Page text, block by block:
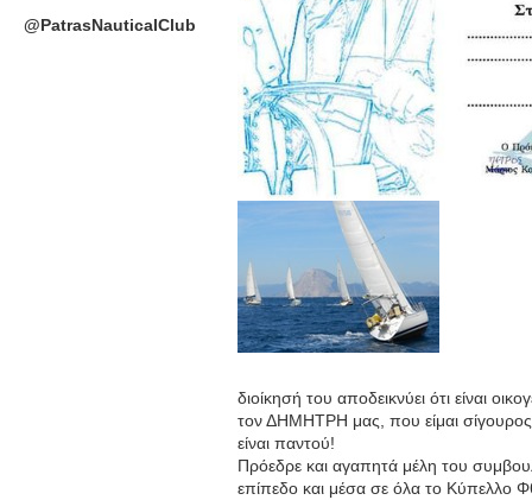
@PatrasNauticalClub
διοίκησή του αποδεικνύει ότι είναι
τον ΔΗΜΗΤΡΗ μας, που είμαι σίγουρος
είναι παντού!
Πρόεδρε και αγαπητά μέλη του
επίπεδο και μέσα σε όλα το Κύπελλο